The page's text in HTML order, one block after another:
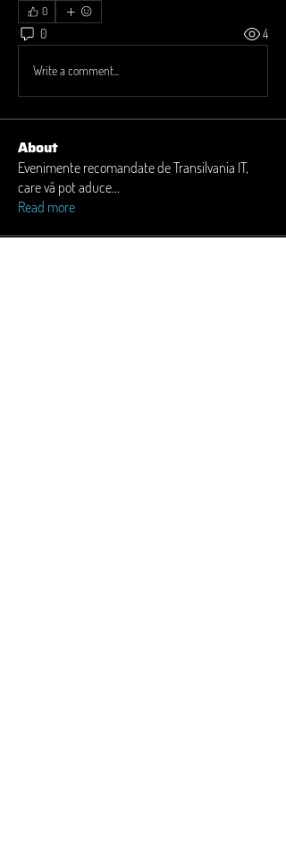
0
0 4
Write a comment...
About
Evenimente recomandate de Transilvania IT,
care vă pot aduce...
Read more